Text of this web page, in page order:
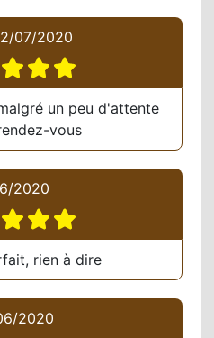
07/2020
un peu d'attente
vous
2020
rien à dire
2020